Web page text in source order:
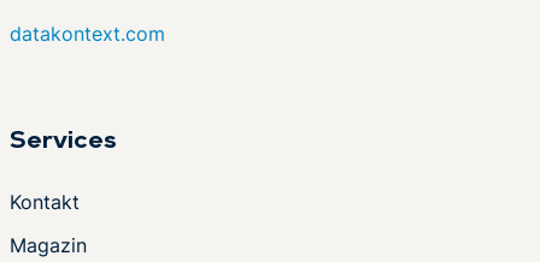
datakontext.com
Services
Kontakt
Magazin